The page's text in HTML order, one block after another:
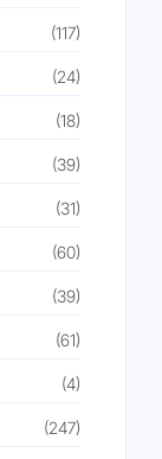
(117)
(24)
(18)
(39)
(31)
(60)
(39)
(61)
(4)
(247)